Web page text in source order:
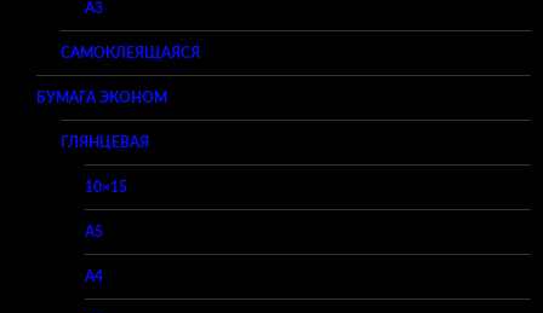
A3
САМОКЛЕЯЩАЯСЯ
БУМАГА ЭКОНОМ
ГЛЯНЦЕВАЯ
10×15
A5
A4